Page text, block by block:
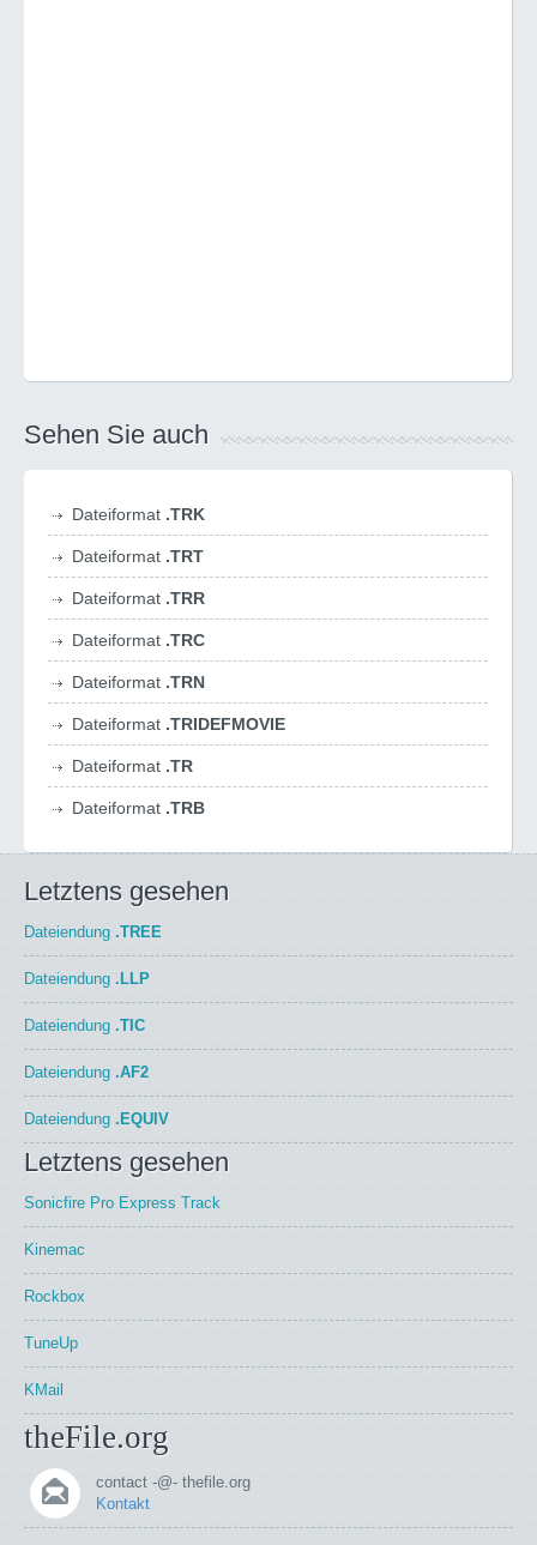
Sehen Sie auch
Dateiformat .TRK
Dateiformat .TRT
Dateiformat .TRR
Dateiformat .TRC
Dateiformat .TRN
Dateiformat .TRIDEFMOVIE
Dateiformat .TR
Dateiformat .TRB
Letztens gesehen
Dateiendung .TREE
Dateiendung .LLP
Dateiendung .TIC
Dateiendung .AF2
Dateiendung .EQUIV
Letztens gesehen
Sonicfire Pro Express Track
Kinemac
Rockbox
TuneUp
KMail
theFile.org
contact -@- thefile.org
Kontakt